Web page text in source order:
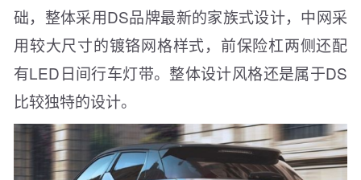
础，整体采用DS品牌最新的家族式设计，中网采
用较大尺寸的镀铬网格样式，前保险杠两侧还配
有LED日间行车灯带。整体设计风格还是属于DS
比较独特的设计。